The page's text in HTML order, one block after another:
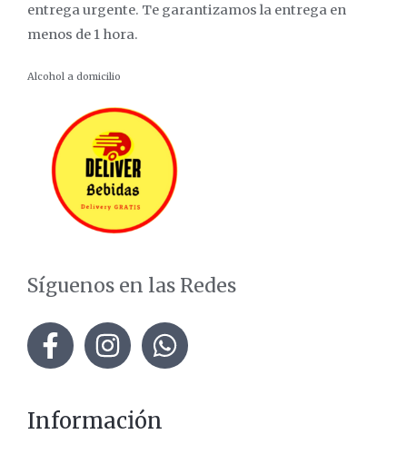
entrega urgente. Te garantizamos la entrega en
menos de 1 hora.
Alcohol a domicilio
Síguenos en las Redes
Información